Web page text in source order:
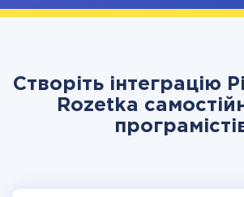
Створіть інтеграцію
Rozetka